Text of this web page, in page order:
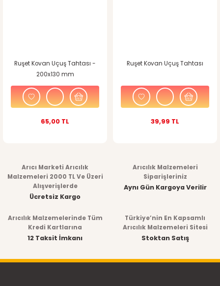
Ruşet Kovan Uçuş Tahtası -
200x130 mm
65,00 TL
Ruşet Kovan Uçuş Tahtası
39,99 TL
Arıcı Marketi Arıcılık
Malzemeleri 2000 TL Ve Üzeri
Alışverişlerde
Ücretsiz Kargo
Arıcılık Malzemeleri
Siparişleriniz
Aynı Gün Kargoya Verilir
Arıcılık Malzemelerinde Tüm
Kredi Kartlarına
12 Taksit İmkanı
Türkiye’nin En Kapsamlı
Arıcılık Malzemeleri Sitesi
Stoktan Satış